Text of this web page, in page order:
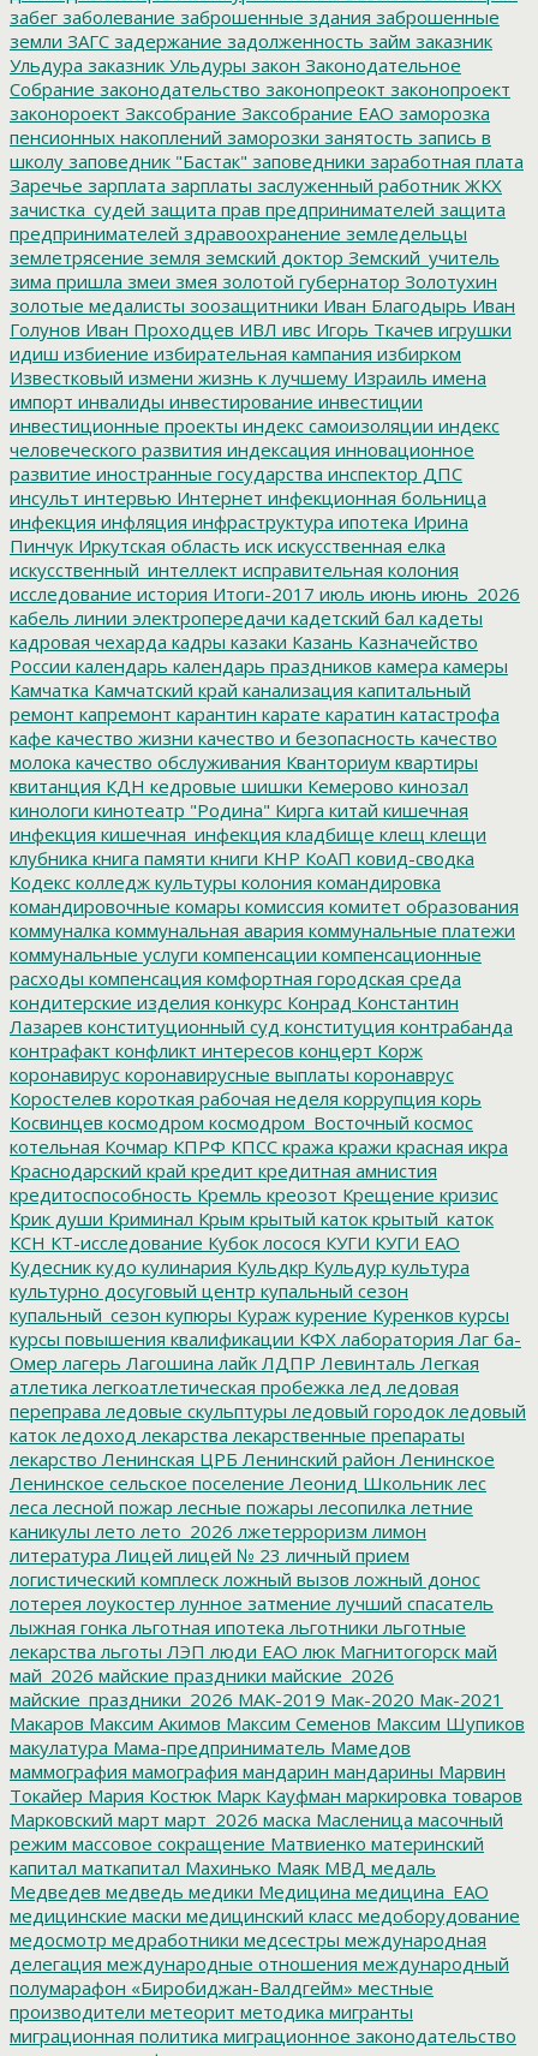
забег заболевание заброшенные здания заброшенные
земли ЗАГС задержание задолженность займ заказник
Ульдура заказник Ульдуры закон Законодательное
Собрание законодательство законопреокт законопроект
законороект Заксобрание Заксобрание ЕАО заморозка
пенсионных накоплений заморозки занятость запись в
школу заповедник "Бастак" заповедники заработная плата
Заречье зарплата зарплаты заслуженный работник ЖКХ
зачистка_судей защита прав предпринимателей защита
предпринимателей здравоохранение земледельцы
землетрясение земля земский доктор Земский_учитель
зима пришла змеи змея золотой губернатор Золотухин
золотые медалисты зоозащитники Иван Благодырь Иван
Голунов Иван Проходцев ИВЛ ивс Игорь Ткачев игрушки
идиш избиение избирательная кампания избирком
Известковый измени жизнь к лучшему Израиль имена
импорт инвалиды инвестирование инвестиции
инвестиционные проекты индекс самоизоляции индекс
человеческого развития индексация инновационное
развитие иностранные государства инспектор ДПС
инсульт интервью Интернет инфекционная больница
инфекция инфляция инфраструктура ипотека Ирина
Пинчук Иркутская область иск искусственная елка
искусственный_интеллект исправительная колония
исследование история Итоги-2017 июль июнь июнь_2026
кабель линии электропередачи кадетский бал кадеты
кадровая чехарда кадры казаки Казань Казначейство
России календарь календарь праздников камера камеры
Камчатка Камчатский край канализация капитальный
ремонт капремонт карантин карате каратин катастрофа
кафе качество жизни качество и безопасность качество
молока качество обслуживания Кванториум квартиры
квитанция КДН кедровые шишки Кемерово кинозал
кинологи кинотеатр "Родина" Кирга китай кишечная
инфекция кишечная_инфекция кладбище клещ клещи
клубника книга памяти книги КНР КоАП ковид-сводка
Кодекс колледж культуры колония командировка
командировочные комары комиссия комитет образования
коммуналка коммунальная авария коммунальные платежи
коммунальные услуги компенсации компенсационные
расходы компенсация комфортная городская среда
кондитерские изделия конкурс Конрад Константин
Лазарев конституционный суд конституция контрабанда
контрафакт конфликт интересов концерт Корж
коронавирус коронавирусные выплаты коронаврус
Коростелев короткая рабочая неделя коррупция корь
Косвинцев космодром космодром_Восточный космос
котельная Кочмар КПРФ КПСС кража кражи красная икра
Краснодарский край кредит кредитная амнистия
кредитоспособность Кремль креозот Крещение кризис
Крик души Криминал Крым крытый каток крытый_каток
КСН КТ-исследование Кубок лосося КУГИ КУГИ ЕАО
Кудесник кудо кулинария Кульдкр Кульдур культура
культурно досуговый центр купальный сезон
купальный_сезон купюры Кураж курение Куренков курсы
курсы повышения квалификации КФХ лаборатория Лаг ба-
Омер лагерь Лагошина лайк ЛДПР Левинталь Легкая
атлетика легкоатлетическая пробежка лед ледовая
переправа ледовые скульптуры ледовый городок ледовый
каток ледоход лекарства лекарственные препараты
лекарство Ленинская ЦРБ Ленинский район Ленинское
Ленинское сельское поселение Леонид Школьник лес
леса лесной пожар лесные пожары лесопилка летние
каникулы лето лето_2026 лжетерроризм лимон
литература Лицей лицей № 23 личный прием
логистический комплеск ложный вызов ложный донос
лотерея лоукостер лунное затмение лучший спасатель
лыжная гонка льготная ипотека льготники льготные
лекарства льготы ЛЭП люди ЕАО люк Магнитогорск май
май_2026 майские праздники майские_2026
майские_праздники_2026 МАК-2019 Мак-2020 Мак-2021
Макаров Максим Акимов Максим Семенов Максим Шупиков
макулатура Мама-предприниматель Мамедов
маммография мамография мандарин мандарины Марвин
Токайер Мария Костюк Марк Кауфман маркировка товаров
Марковский март март_2026 маска Масленица масочный
режим массовое сокращение Матвиенко материнский
капитал маткапитал Махинько Маяк МВД медаль
Медведев медведь медики Медицина медицина_ЕАО
медицинские маски медицинский класс медоборудование
медосмотр медработники медсестры международная
делегация международные отношения международный
полумарафон «Биробиджан-Валдгейм» местные
производители метеорит методика мигранты
миграционная политика миграционное законодательство